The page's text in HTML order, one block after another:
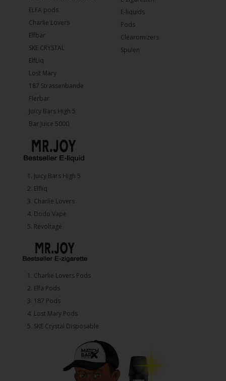
E-liquids
Pods
Clearomizers
Spulen
ELFA pods
Charlie Lovers
Elfbar
SKE CRYSTAL
ElfLiq
Lost Mary
187 Strassenbande
Flerbar
Juicy Bars High 5
Bar Juice 5000
1.⁠ ⁠Juicy Bars High 5
2.⁠ ⁠⁠Elfliq
3.⁠ ⁠⁠Charlie Lovers
4.⁠ ⁠⁠Dodo Vape
5. ⁠Revoltage
1.⁠ ⁠Charlie Lovers Pods
2.⁠ ⁠⁠Elfa Pods
3.⁠ ⁠⁠187 Pods
4.⁠ ⁠⁠Lost Mary Pods
5.⁠ ⁠⁠SKE Crystal Disposable